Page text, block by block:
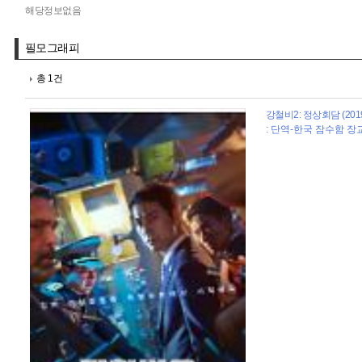
해당정보없음
필모그래피
총 1건
강철비2: 정상회담
: 단역-한국 잠수함 장